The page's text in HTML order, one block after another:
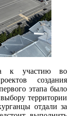
к участию во
создания
этапа было
территории
отдали за